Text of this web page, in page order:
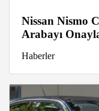
Nissan Nismo
Arabayı
Haberler